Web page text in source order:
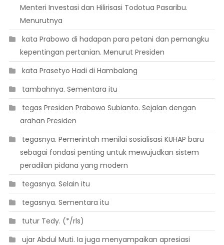
Menteri Investasi dan Hilirisasi Todotua Pasaribu.
Menurutnya
 kata Prabowo di hadapan para petani dan pemangku
kepentingan pertanian. Menurut Presiden
 kata Prasetyo Hadi di Hambalang
 tambahnya. Sementara itu
 tegas Presiden Prabowo Subianto. Sejalan dengan
arahan Presiden
 tegasnya. Pemerintah menilai sosialisasi KUHAP baru
sebagai fondasi penting untuk mewujudkan sistem
peradilan pidana yang modern
 tegasnya. Selain itu
 tegasnya. Sementara itu
 tutur Tedy. (*/rls)
 ujar Abdul Muti. Ia juga menyampaikan apresiasi